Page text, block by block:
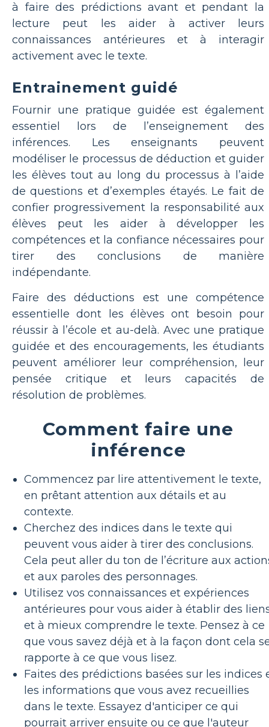
à faire des prédictions avant et pendant la
lecture peut les aider à activer leurs
connaissances antérieures et à interagir
activement avec le texte.
Entrainement guidé
Fournir une pratique guidée est également
essentiel lors de l’enseignement des
inférences. Les enseignants peuvent
modéliser le processus de déduction et guider
les élèves tout au long du processus à l’aide
de questions et d’exemples étayés. Le fait de
confier progressivement la responsabilité aux
élèves peut les aider à développer les
compétences et la confiance nécessaires pour
tirer des conclusions de manière
indépendante.
Faire des déductions est une compétence
essentielle dont les élèves ont besoin pour
réussir à l’école et au-delà. Avec une pratique
guidée et des encouragements, les étudiants
peuvent améliorer leur compréhension, leur
pensée critique et leurs capacités de
résolution de problèmes.
Comment faire une
inférence
Commencez par lire attentivement le texte,
en prêtant attention aux détails et au
contexte.
Cherchez des indices dans le texte qui
peuvent vous aider à tirer des conclusions.
Cela peut aller du ton de l’écriture aux
et aux paroles des personnages.
Utilisez vos connaissances et expériences
antérieures pour vous aider à établir des
et à mieux comprendre le texte. Pensez à ce
que vous savez déjà et à la façon dont cela
rapporte à ce que vous lisez.
Faites des prédictions basées sur les indices
les informations que vous avez recueillies
dans le texte. Essayez d'anticiper ce qui
pourrait arriver ensuite ou ce que l'auteur